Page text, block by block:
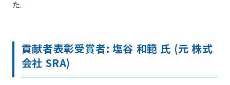
た.
貢献者表彰受賞者: 塩谷 和範 氏 (元 株式
会社 SRA)